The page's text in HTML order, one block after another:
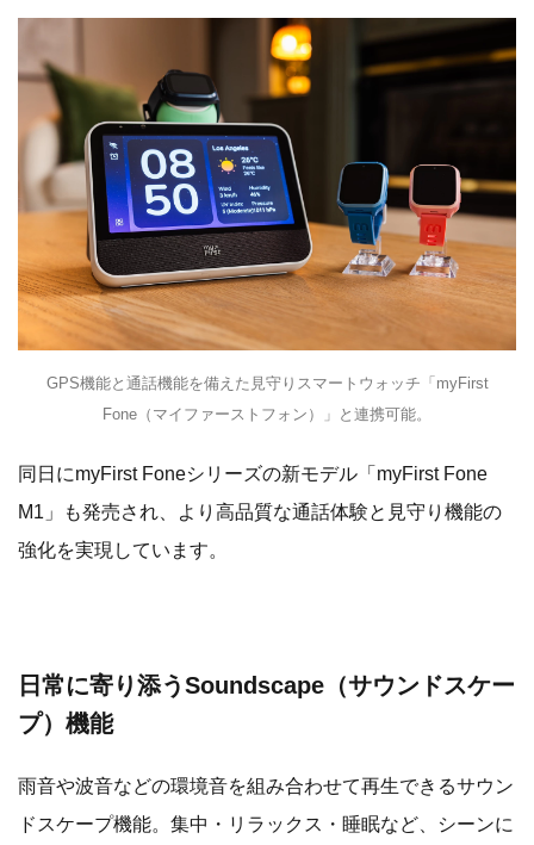
GPS機能と通話機能を備えた見守りスマートウォッチ「myFirst
Fone（マイファーストフォン）」と連携可能。
同日にmyFirst Foneシリーズの新モデル「myFirst Fone
M1」も発売され、より高品質な通話体験と見守り機能の
強化を実現しています。
日常に寄り添うSoundscape（サウンドスケー
プ）機能
雨音や波音などの環境音を組み合わせて再生できるサウン
ドスケープ機能。集中・リラックス・睡眠など、シーンに